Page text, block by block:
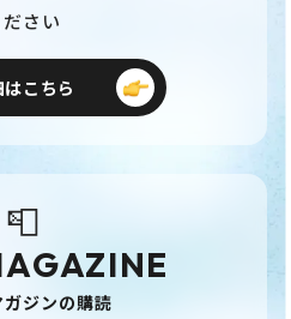
ださい
こちら
📮
ジンの購読